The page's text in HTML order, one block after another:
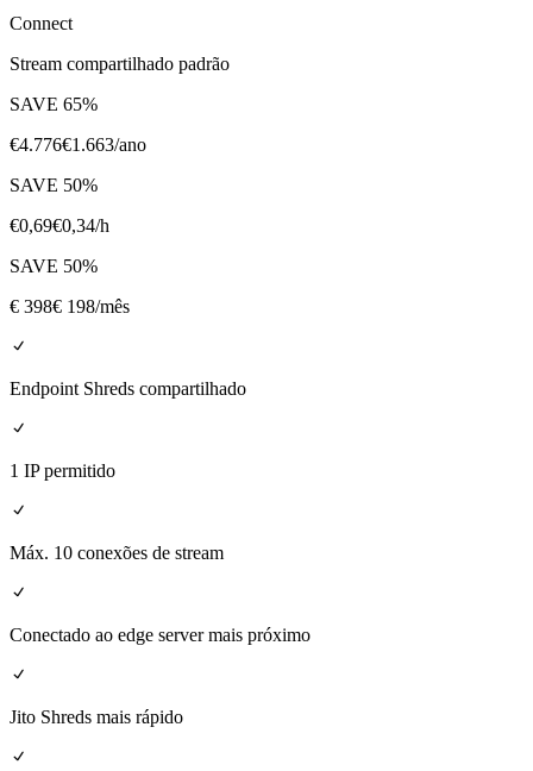
Connect
Stream compartilhado padrão
SAVE 65%
€4.776€1.663/ano
SAVE 50%
€0,69€0,34/h
SAVE 50%
€ 398€ 198/mês
Endpoint Shreds compartilhado
1 IP permitido
Máx. 10 conexões de stream
Conectado ao edge server mais próximo
Jito Shreds mais rápido